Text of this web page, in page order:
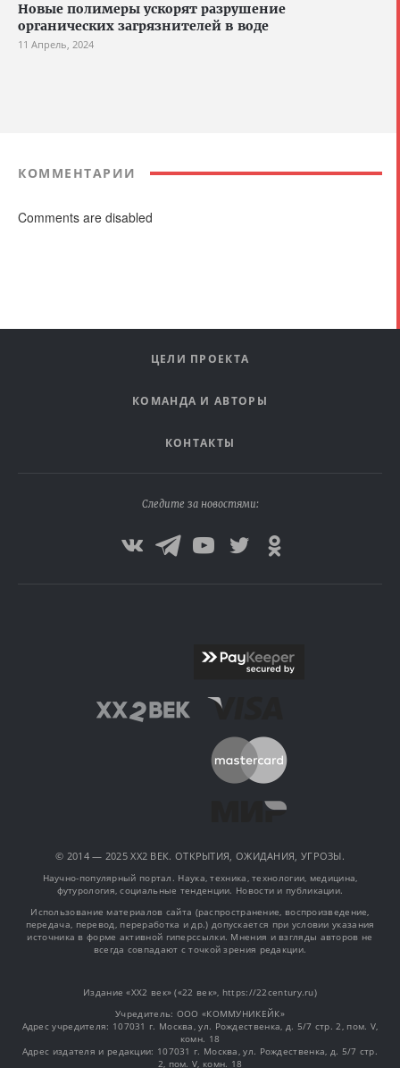
Новые полимеры ускорят разрушение
органических загрязнителей в воде
11 Апрель, 2024
КОММЕНТАРИИ
Comments are disabled
ЦЕЛИ ПРОЕКТА
КОМАНДА И АВТОРЫ
КОНТАКТЫ
Следите за новостями:
© 2014 — 2025 XX2 ВЕК. ОТКРЫТИЯ, ОЖИДАНИЯ, УГРОЗЫ.
Научно-популярный портал. Наука, техника, технологии, медицина,
футурология, социальные тенденции. Новости и публикации.
Использование материалов сайта (распространение, воспроизведение,
передача, перевод, переработка и др.) допускается при условии указания
источника в форме активной гиперссылки. Мнения и взгляды авторов не
всегда совпадают с точкой зрения редакции.
Издание «XX2 век» («22 век», https://22century.ru)
Учредитель: OOO «КОММУНИКЕЙК»
Адрес учредителя: 107031 г. Москва, ул. Рождественка, д. 5/7 стр. 2, пом. V,
комн. 18
Адрес издателя и редакции: 107031 г. Москва, ул. Рождественка, д. 5/7 стр.
2, пом. V, комн. 18